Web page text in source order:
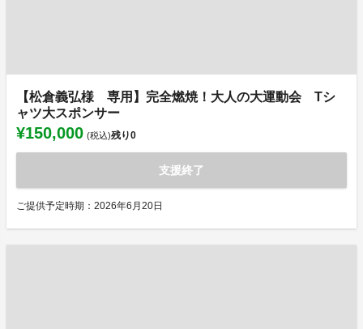
【松倉義弘様 専用】完全燃焼！大人の大運動会 Tシ
ャツ大スポンサー
¥150,000 (税込)残り0
支援終了
ご提供予定時期：2026年6月20日